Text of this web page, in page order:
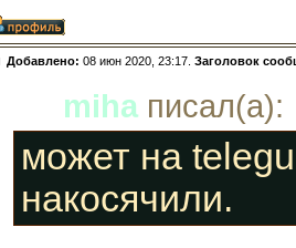
Добавлено: 08 июн 2020, 23:17. Заголовок
miha писал(а):
может на
накосячили.